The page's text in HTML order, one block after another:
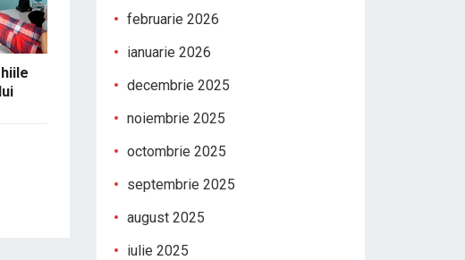
februarie 2026
ianuarie 2026
decembrie 2025
noiembrie 2025
octombrie 2025
septembrie 2025
august 2025
iulie 2025